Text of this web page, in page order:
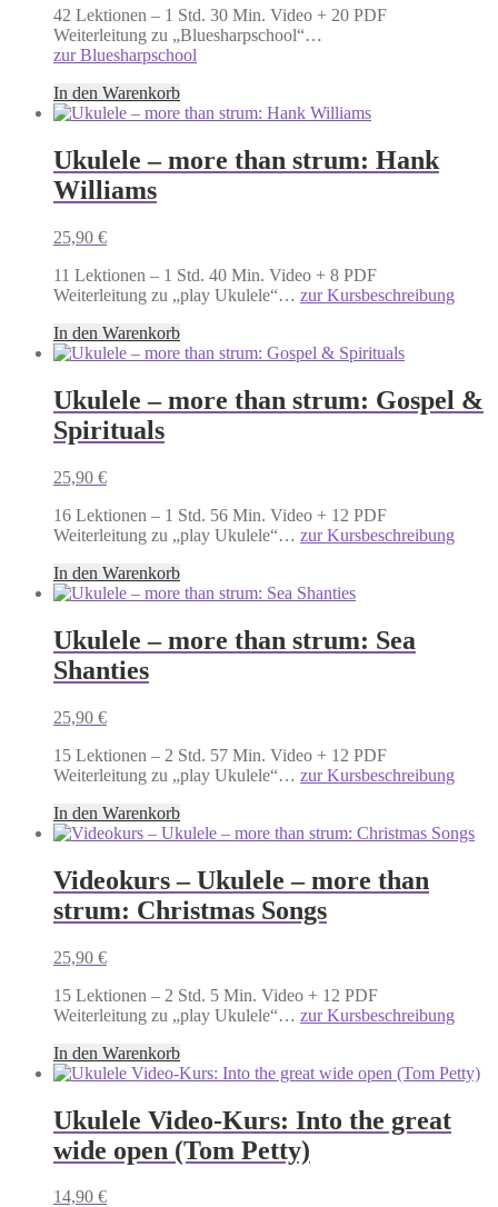
42 Lektionen – 1 Std. 30 Min. Video + 20 PDF
Weiterleitung zu „Bluesharpschool“…
zur Bluesharpschool
In den Warenkorb
Ukulele – more than strum: Hank
Williams
25,90 €
11 Lektionen – 1 Std. 40 Min. Video + 8 PDF
Weiterleitung zu „play Ukulele“… zur Kursbeschreibung
In den Warenkorb
Ukulele – more than strum: Gospel &
Spirituals
25,90 €
16 Lektionen – 1 Std. 56 Min. Video + 12 PDF
Weiterleitung zu „play Ukulele“… zur Kursbeschreibung
In den Warenkorb
Ukulele – more than strum: Sea
Shanties
25,90 €
15 Lektionen – 2 Std. 57 Min. Video + 12 PDF
Weiterleitung zu „play Ukulele“… zur Kursbeschreibung
In den Warenkorb
Videokurs – Ukulele – more than
strum: Christmas Songs
25,90 €
15 Lektionen – 2 Std. 5 Min. Video + 12 PDF
Weiterleitung zu „play Ukulele“… zur Kursbeschreibung
In den Warenkorb
Ukulele Video-Kurs: Into the great
wide open (Tom Petty)
14,90 €